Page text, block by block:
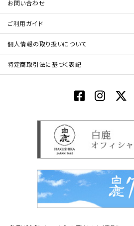
お問い合わせ
ご利用ガイド
個人情報の取り扱いについて
特定商取引法に基づく表記